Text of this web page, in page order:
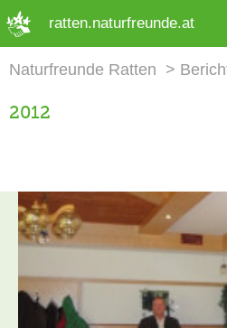
ratten.naturfreunde.at
Naturfreunde Ratten
2012